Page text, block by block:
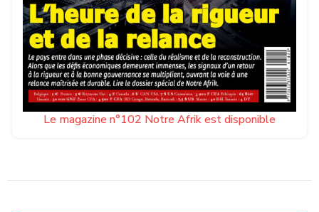
Le magazine n°102 Notre Afrik est disponible